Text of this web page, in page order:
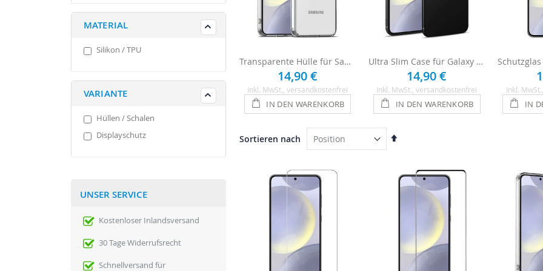
Transparente Hülle für Samsung Galaxy S24 Plus Case
14,90 €
Inkl. MwSt. , versandkostenfrei
IN DEN WARENKORB
Ultra Slim Case für Galaxy S24 Plus Hülle - Schwarz
14,90 €
Inkl. MwSt. , versandkostenfrei
IN DEN WARENKORB
Inkl. MwSt.
IN
Sortieren nach
In
MATERIAL
Silikon / TPU
VARIANTE
Hüllen / Schalen
Displayschutz
UNSER SERVICE
Kostenloser Inlandsversand
30 Tage Widerrufsrecht
Schnellversand für